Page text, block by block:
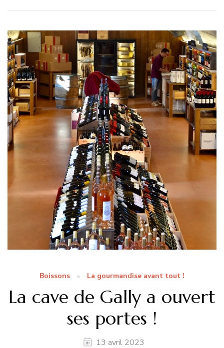
Boissons La gourmandise avant tout !
La cave de Gally a ouvert
ses portes !
13 avril 2023